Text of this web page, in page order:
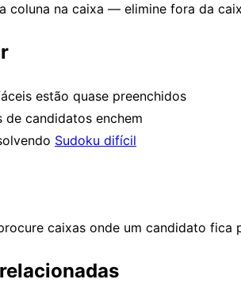
coluna na caixa — elimine fora da
estão quase preenchidos
de candidatos enchem
Sudoku difícil
caixas onde um candidato fica